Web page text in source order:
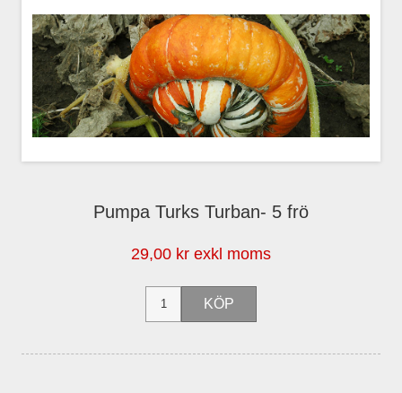
Pumpa Turks Turban- 5 frö
29,00 kr exkl moms